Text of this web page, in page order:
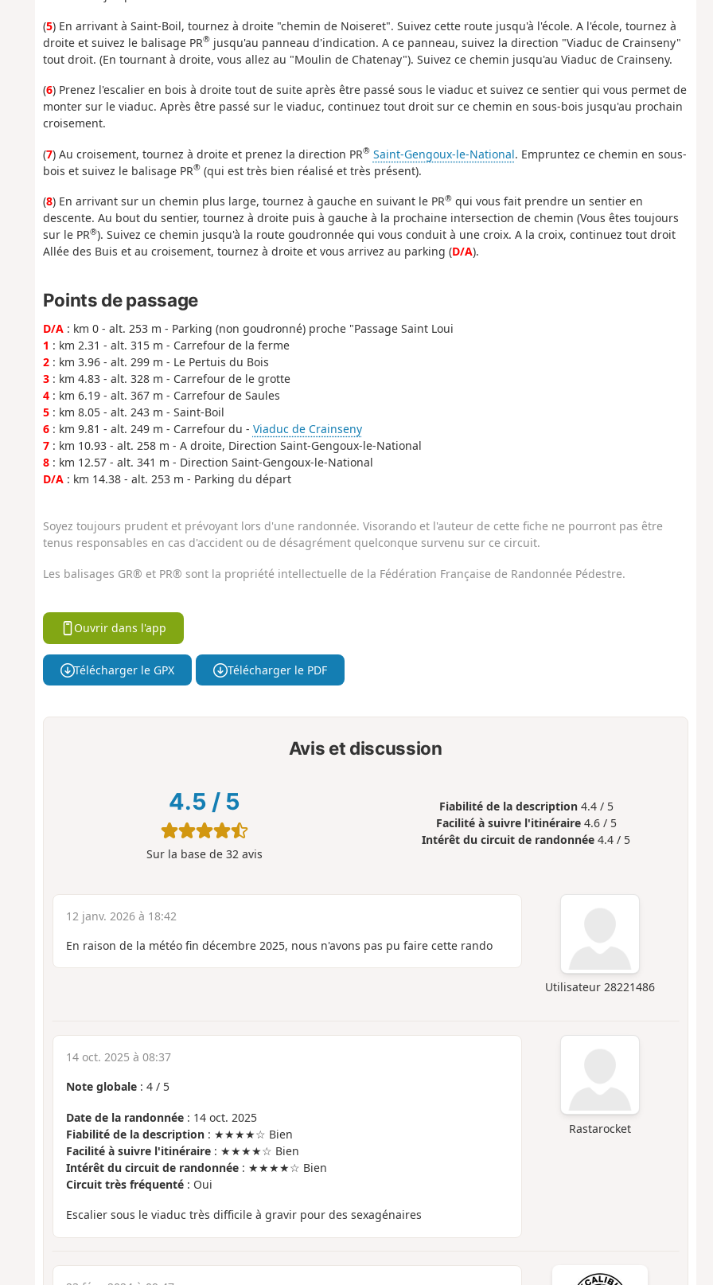
(5) En arrivant à Saint-Boil, tournez à droite "chemin de Noiseret". Suivez cette route jusqu'à l'école. A l'école, tournez à
droite et suivez le balisage PR®jusqu'au panneau d'indication. A ce panneau, suivez la direction "Viaduc de Crainseny"
tout droit. (En tournant à droite, vous allez au "Moulin de Chatenay"). Suivez ce chemin jusqu'au Viaduc de Crainseny.
(6) Prenez l'escalier en bois à droite tout de suite après être passé sous le viaduc et suivez ce sentier qui vous permet de
monter sur le viaduc. Après être passé sur le viaduc, continuez tout droit sur ce chemin en sous-bois jusqu'au prochain
croisement.
(7) Au croisement, tournez à droite et prenez la direction PR® Saint-Gengoux-le-National. Empruntez ce chemin en sous-
bois et suivez le balisage PR®(qui est très bien réalisé et très présent).
(8) En arrivant sur un chemin plus large, tournez à gauche en suivant le PR®qui vous fait prendre un sentier en
descente. Au bout du sentier, tournez à droite puis à gauche à la prochaine intersection de chemin (Vous êtes toujours
sur le PR®). Suivez ce chemin jusqu'à la route goudronnée qui vous conduit à une croix. A la croix, continuez tout droit
Allée des Buis et au croisement, tournez à droite et vous arrivez au parking (D/A).
Points de passage
D/A: km 0 - alt. 253 m - Parking (non goudronné) proche "Passage Saint Loui
1 : km 2.31 - alt. 315 m - Carrefour de la ferme
2: km 3.96 - alt. 299 m - Le Pertuis du Bois
3: km 4.83 - alt. 328 m - Carrefour de le grotte
4: km 6.19 - alt. 367 m - Carrefour de Saules
5: km 8.05 - alt. 243 m - Saint-Boil
6: km 9.81 - alt. 249 m - Carrefour du - Viaduc de Crainseny
7: km 10.93 - alt. 258 m - A droite, Direction Saint-Gengoux-le-National
8: km 12.57 - alt. 341 m - Direction Saint-Gengoux-le-National
D/A: km 14.38 - alt. 253 m - Parking du départ
Soyez toujours prudent et prévoyant lors d'une randonnée. Visorando et l'auteur de cette fiche ne pourront pas être
tenus responsables en cas d'accident ou de désagrément quelconque survenu sur ce circuit.
Les balisages GR® et PR® sont la propriété intellectuelle de la Fédération Française de Randonnée Pédestre.
Ouvrir dans l'app
Télécharger le GPX Télécharger le PDF
Avis et discussion
4.5 / 5
Sur la base de 32avis
Fiabilité de la description 4.4 / 5
Facilité à suivre l'itinéraire 4.6 / 5
Intérêt du circuit de randonnée 4.4 / 5
Utilisateur 28221486
12 janv. 2026 à 18:42
En raison de la météo fin décembre 2025, nous n'avons pas pu faire cette rando
Rastarocket
14 oct. 2025 à 08:37
Note globale: 4/ 5
Date de la randonnée: 14 oct. 2025
Fiabilité de la description: ★★★★☆ Bien
Facilité à suivre l'itinéraire: ★★★★☆ Bien
Intérêt du circuit de randonnée: ★★★★☆ Bien
Circuit très fréquenté: Oui
Escalier sous le viaduc très difficile à gravir pour des sexagénaires